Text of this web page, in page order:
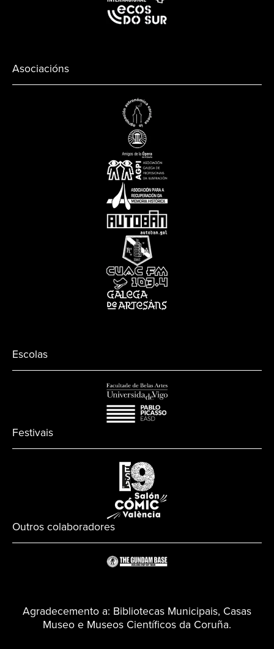
Asociacións
Escolas
Festivais
Outros colaboradores
Agradecemento a: Bibliotecas Municipais, Casas
Museo e Museos Científicos da Coruña.